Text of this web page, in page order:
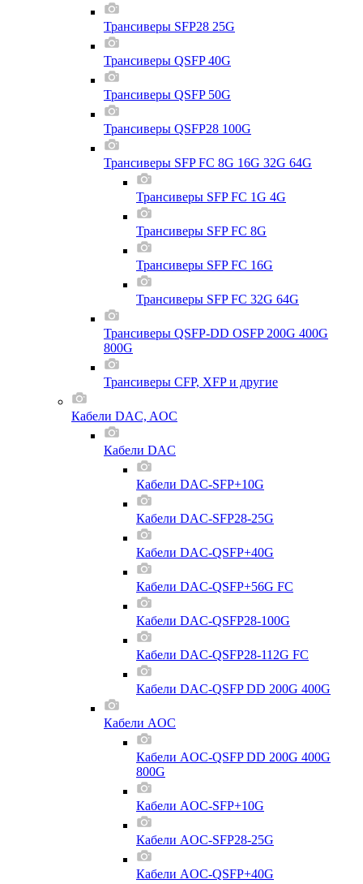
Трансиверы SFP28 25G
Трансиверы QSFP 40G
Трансиверы QSFP 50G
Трансиверы QSFP28 100G
Трансиверы SFP FC 8G 16G 32G 64G
Трансиверы SFP FC 1G 4G
Трансиверы SFP FC 8G
Трансиверы SFP FC 16G
Трансиверы SFP FC 32G 64G
Трансиверы QSFP-DD OSFP 200G 400G
800G
Трансиверы CFP, XFP и другие
Кабели DAC, AOC
Кабели DAC
Кабели DAC-SFP+10G
Кабели DAC-SFP28-25G
Кабели DAC-QSFP+40G
Кабели DAC-QSFP+56G FC
Кабели DAC-QSFP28-100G
Кабели DAC-QSFP28-112G FC
Кабели DAC-QSFP DD 200G 400G
Кабели AOC
Кабели AOC-QSFP DD 200G 400G
800G
Кабели AOC-SFP+10G
Кабели AOC-SFP28-25G
Кабели AOC-QSFP+40G